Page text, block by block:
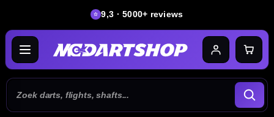
9,3 · 5000+ reviews